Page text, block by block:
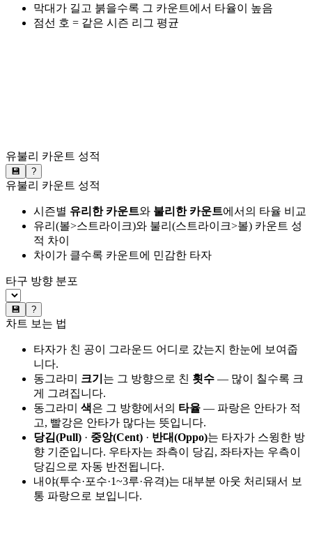
막대가 길고 붉을수록 그 카운트에서 타율이 높음
점선 호 = 같은 시즌 리그 평균
유불리 카운트 성적
💾 ?
유불리 카운트 성적
시즌별 유리한 카운트와 불리한 카운트에서의 타율 비교
유리(볼>스트라이크)와 불리(스트라이크>볼) 카운트 성
적 차이
차이가 클수록 카운트에 민감한 타자
타구 방향 분포
💾 ?
차트 보는 법
타자가 친 공이 그라운드 어디로 갔는지 한눈에 보여줍
니다.
동그라미 크기 는 그 방향으로 친 횟수 — 많이 칠수록 크
게 그려집니다.
동그라미 색은 그 방향에서의 타율 — 파랑은 안타가 적
고, 빨강은 안타가 많다는 뜻입니다.
당김(Pull) · 중앙(Cent) · 반대(Oppo)는 타자가 스윙한 방
향 기준입니다. 우타자는 좌측이 당김, 좌타자는 우측이
당김으로 자동 반전됩니다.
내야(투수·포수·1~3루·유격)는 대부분 아웃 처리돼서 보
통 파랑으로 보입니다.